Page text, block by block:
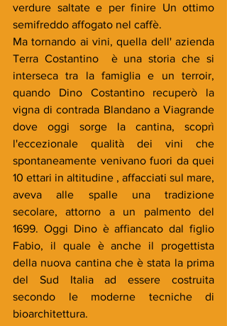
verdure saltate e per finire Un ottimo
semifreddo affogato nel caffè.
Ma tornando ai vini, quella dell' azienda
Terra Costantino  è una storia che si
interseca tra la famiglia e un terroir,
quando Dino Costantino recuperò la
vigna di contrada Blandano a Viagrande
dove oggi sorge la cantina, scoprì
l'eccezionale qualità dei vini che
spontaneamente venivano fuori da quei
10 ettari in altitudine , affacciati sul mare,
aveva alle spalle una tradizione
secolare, attorno a un palmento del
1699. Oggi Dino è affiancato dal figlio
Fabio, il quale è anche il progettista
della nuova cantina che è stata la prima
del Sud Italia ad essere costruita
secondo le moderne tecniche di
bioarchitettura.